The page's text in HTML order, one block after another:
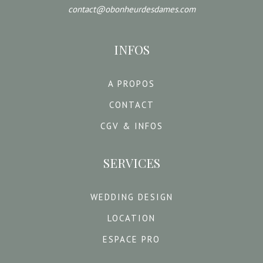
contact@obonheurdesdames.com
INFOS
A PROPOS
CONTACT
CGV & INFOS
SERVICES
WEDDING DESIGN
LOCATION
ESPACE PRO